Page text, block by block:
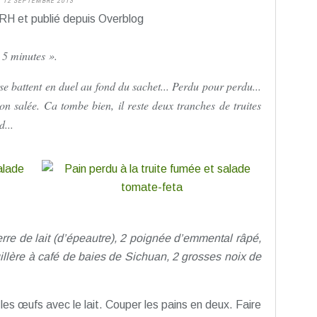
et publié depuis Overblog
minutes ».
battent en duel au fond du sachet... Perdu pour perdu...
salée. Ca tombe bien, il reste deux tranches de truites
de lait (d’épeautre), 2 poignée d’emmental râpé,
à café de baies de Sichuan, 2 grosses noix de
œufs avec le lait. Couper les pains en deux. Faire